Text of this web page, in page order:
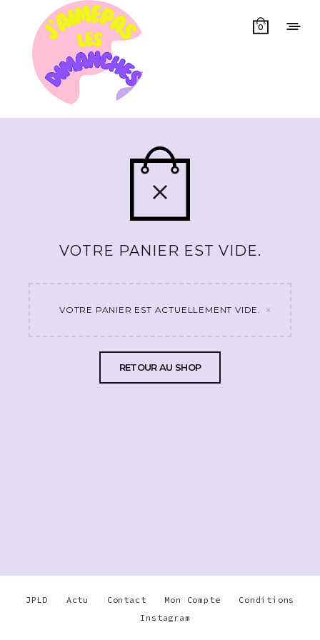
0
VOTRE PANIER EST VIDE.
VOTRE PANIER EST ACTUELLEMENT VIDE. ×
RETOUR AU SHOP
JPLD Actu Contact Mon Compte
Conditions
Instagram